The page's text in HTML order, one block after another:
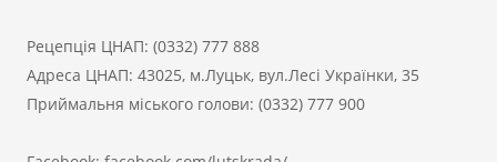
Рецепція ЦНАП: (0332) 777 888
Адреса ЦНАП: 43025, м.Луцьк, вул.Лесі Українки, 35
Приймальня міського голови: (0332) 777 900